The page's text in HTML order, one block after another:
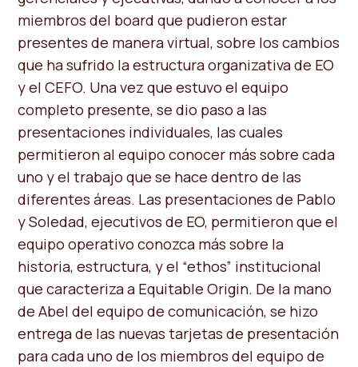
miembros del board que pudieron estar
presentes de manera virtual, sobre los cambios
que ha sufrido la estructura organizativa de EO
y el CEFO. Una vez que estuvo el equipo
completo presente, se dio paso a las
presentaciones individuales, las cuales
permitieron al equipo conocer más sobre cada
uno y el trabajo que se hace dentro de las
diferentes áreas. Las presentaciones de Pablo
y Soledad, ejecutivos de EO, permitieron que el
equipo operativo conozca más sobre la
historia, estructura, y el “ethos” institucional
que caracteriza a Equitable Origin. De la mano
de Abel del equipo de comunicación, se hizo
entrega de las nuevas tarjetas de presentación
para cada uno de los miembros del equipo de